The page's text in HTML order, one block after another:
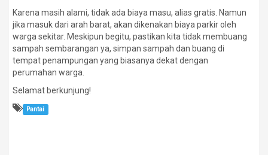
Karena masih alami, tidak ada biaya masu, alias gratis. Namun
jika masuk dari arah barat, akan dikenakan biaya parkir oleh
warga sekitar. Meskipun begitu, pastikan kita tidak membuang
sampah sembarangan ya, simpan sampah dan buang di
tempat penampungan yang biasanya dekat dengan
perumahan warga.
Selamat berkunjung!
Pantai